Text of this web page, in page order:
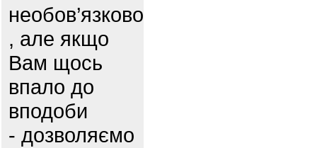
необов’язково
, але якщо
Вам щось
впало до
вподоби
- дозволяємо